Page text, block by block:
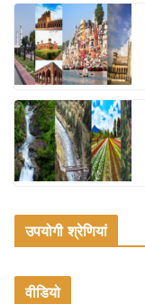
o
k
उपयोगी श्रेणियां
वीडियो